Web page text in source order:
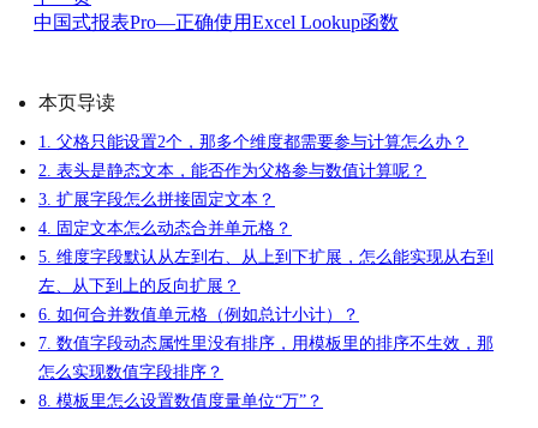
中国式报表Pro—正确使用Excel Lookup函数
本页导读
1. 父格只能设置2个，那多个维度都需要参与计算怎么办？
2. 表头是静态文本，能否作为父格参与数值计算呢？
3. 扩展字段怎么拼接固定文本？
4. 固定文本怎么动态合并单元格？
5. 维度字段默认从左到右、从上到下扩展，怎么能实现从右到
左、从下到上的反向扩展？
6. 如何合并数值单元格（例如总计小计）？
7. 数值字段动态属性里没有排序，用模板里的排序不生效，那
怎么实现数值字段排序？
8. 模板里怎么设置数值度量单位“万”？